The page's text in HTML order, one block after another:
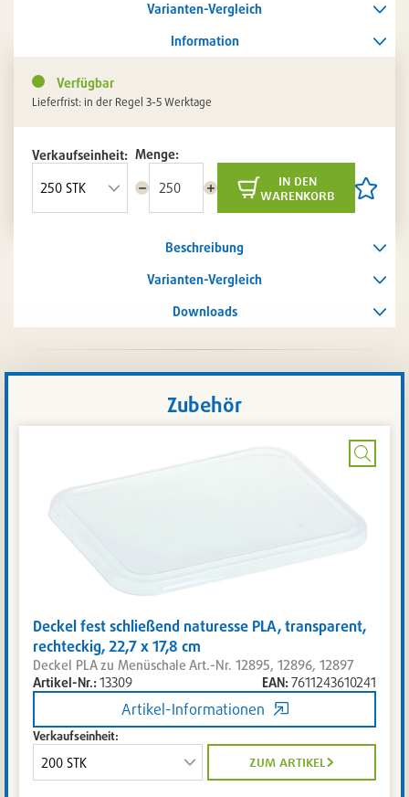
Varianten-Vergleich
Information
Verfügbar
Lieferfrist: in der Regel 3-5 Werktage
Verkaufseinheit: Menge:
Menge
Menge
in den
warenkorb
Artikel
setzen
Beschreibung
Varianten-Vergleich
Downloads
Zubehör
Bild
Deckel fest schließend naturesse PLA, transparent,
rechteckig, 22,7 x 17,8 cm
Deckel PLA zu Menüschale Art.-Nr. 12895, 12896, 12897
Artikel-Nr.:13309 EAN:7611243610241
Artikel-Informationen
Verkaufseinheit:
zum artikel